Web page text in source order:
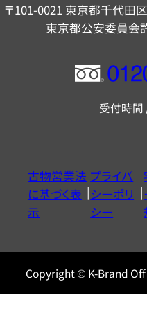
〒101-0021 東京都千代田
東京都公安委員会
フ
ー
ヤ
ル
受付時間
古物営業法
に基づく表
示
プライバ
シーポリ
シー
Copyright © K-Brand